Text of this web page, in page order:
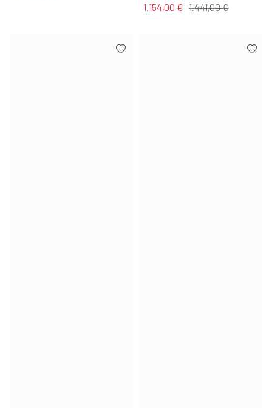
1.154,00 € 1.441,00 €